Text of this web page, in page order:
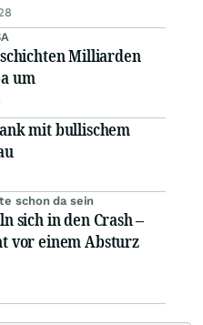
Milliarden
um
mit bullischem
schon da sein
sich in den Crash –
vor einem Absturz